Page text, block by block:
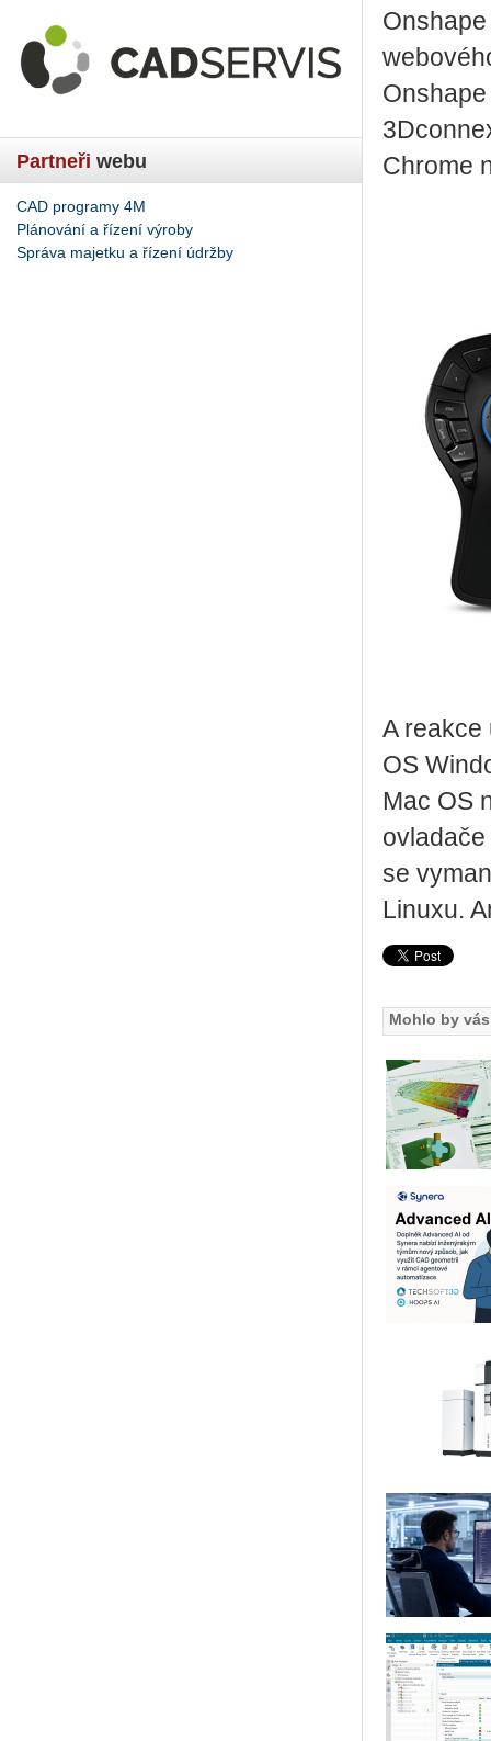
Partneři webu
CAD programy 4M
Plánování a řízení výroby
Správa majetku a řízení údržby
Chrome
A reakce
OS
Mac OS
se
Linuxu.
Mohlo by